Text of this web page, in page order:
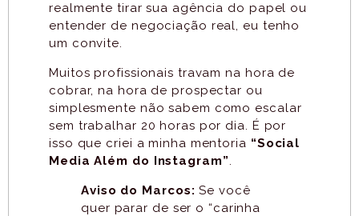
realmente tirar sua agência do papel ou
entender de negociação real, eu tenho
um convite.
Muitos profissionais travam na hora de
cobrar, na hora de prospectar ou
simplesmente não sabem como escalar
sem trabalhar 20 horas por dia. É por
isso que criei a minha mentoria “Social
Media Além do Instagram”.
Aviso do Marcos: Se você
quer parar de ser o “carinha